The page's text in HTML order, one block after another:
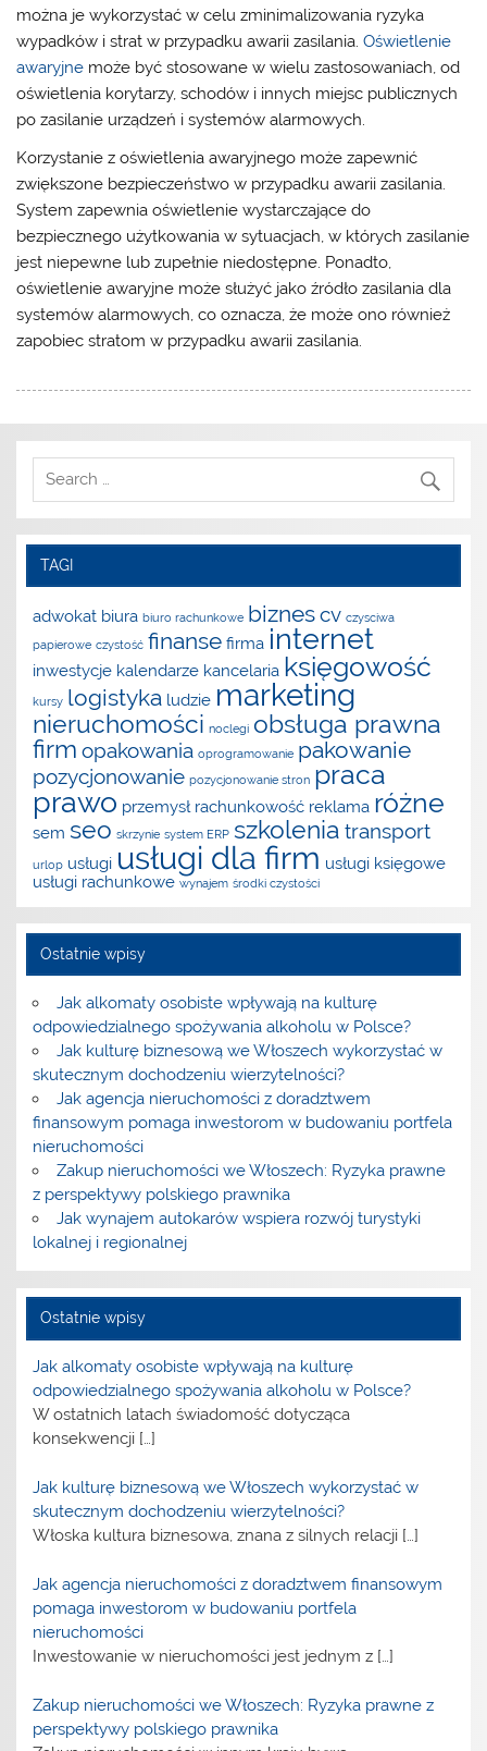
można je wykorzystać w celu zminimalizowania ryzyka
wypadków i strat w przypadku awarii zasilania.Oświetlenie
awaryjne może być stosowane w wielu zastosowaniach, od
oświetlenia korytarzy, schodów i innych miejsc publicznych
po zasilanie urządzeń i systemów alarmowych.
Korzystanie z oświetlenia awaryjnego może zapewnić
zwiększone bezpieczeństwo w przypadku awarii zasilania.
System zapewnia oświetlenie wystarczające do
bezpiecznego użytkowania w sytuacjach, w których zasilanie
jest niepewne lub zupełnie niedostępne. Ponadto,
oświetlenie awaryjne może służyć jako źródło zasilania dla
systemów alarmowych, co oznacza, że może ono również
zapobiec stratom w przypadku awarii zasilania.
TAGI
adwokat biura biuro rachunkowe biznescv czysciwa
papierowe czystość finanse firma internet
inwestycje kalendarze kancelaria księgowość
kursy logistyka ludzie marketing
nieruchomości noclegi obsługa prawna
firm opakowania oprogramowanie pakowanie
pozycjonowanie pozycjonowanie stron praca
prawo przemysł rachunkowość reklama różne
sem seo skrzynie system ERP szkolenia transport
urlop usługi usługi dla firm usługi księgowe
usługi rachunkowe wynajem środki czystości
Ostatnie wpisy
Jak alkomaty osobiste wpływają na kulturę
odpowiedzialnego spożywania alkoholu w Polsce?
Jak kulturę biznesową we Włoszech wykorzystać w
skutecznym dochodzeniu wierzytelności?
Jak agencja nieruchomości z doradztwem
finansowym pomaga inwestorom w budowaniu portfela
nieruchomości
Zakup nieruchomości we Włoszech: Ryzyka prawne
z perspektywy polskiego prawnika
Jak wynajem autokarów wspiera rozwój turystyki
lokalnej i regionalnej
Ostatnie wpisy
Jak alkomaty osobiste wpływają na kulturę
odpowiedzialnego spożywania alkoholu w Polsce?
W ostatnich latach świadomość dotycząca
konsekwencji […]
Jak kulturę biznesową we Włoszech wykorzystać w
skutecznym dochodzeniu wierzytelności?
Włoska kultura biznesowa, znana z silnych relacji […]
Jak agencja nieruchomości z doradztwem finansowym
pomaga inwestorom w budowaniu portfela
nieruchomości
Inwestowanie w nieruchomości jest jednym z […]
Zakup nieruchomości we Włoszech: Ryzyka prawne z
perspektywy polskiego prawnika